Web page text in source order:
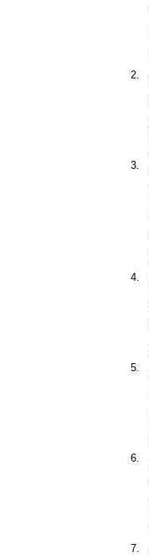
2.
3.
4.
5.
6.
7.